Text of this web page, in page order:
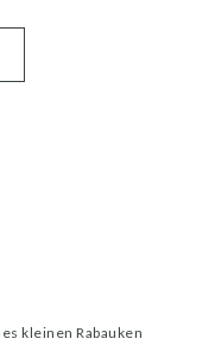
kleinen Rabauken